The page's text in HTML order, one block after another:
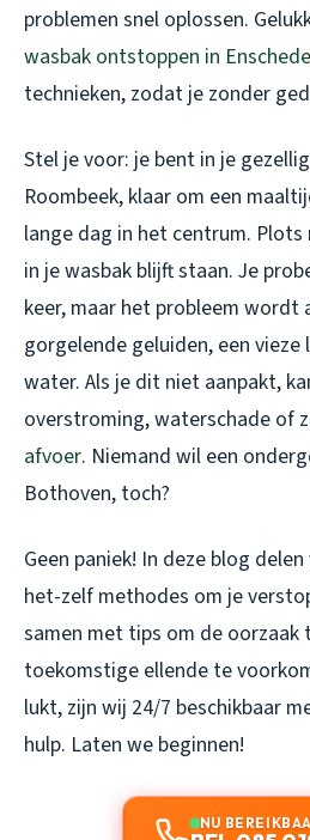
problemen snel oplossen.
wasbak ontstoppen in Enschede
technieken, zodat je zonder
Stel je voor: je bent in je
Roombeek, klaar om een
lange dag in het centrum.
in je wasbak blijft staan. Je
keer, maar het probleem wordt
gorgelende geluiden, een
water. Als je dit niet aanpakt,
overstroming, waterschade of
afvoer. Niemand wil een
Bothoven, toch?
Geen paniek! In deze blog
het-zelf methodes om je
samen met tips om de oorzaak
toekomstige ellende te
lukt, zijn wij 24/7 beschikbaar
hulp. Laten we beginnen!
NU